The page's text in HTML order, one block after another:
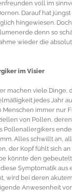
voll im
Darauf hat
hingewiesen.
denn so
wieder die
im Visier
machen viele Dinge,
jedes Jahr
Menschen immer nur
von Pollen,
Pollenallergikers
Alles schwillt an,
der Kopf fühlt sich
könnte den
Symptomatik
wird bei deren
Anwesenheit